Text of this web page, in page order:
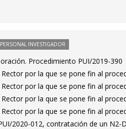
INVESTIGADOR
Procedimiento PUI/2019-390
Rector por la que se pone fin al
Rector por la que se pone fin al
Rector por la que se pone fin al
por la que se pone fin al
2020-012, contratación de un N2-